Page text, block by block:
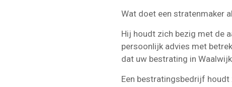
Wat doet een stratenmaker
Hij houdt zich bezig met de
persoonlijk advies met
dat uw bestrating in
Een bestratingsbedrijf